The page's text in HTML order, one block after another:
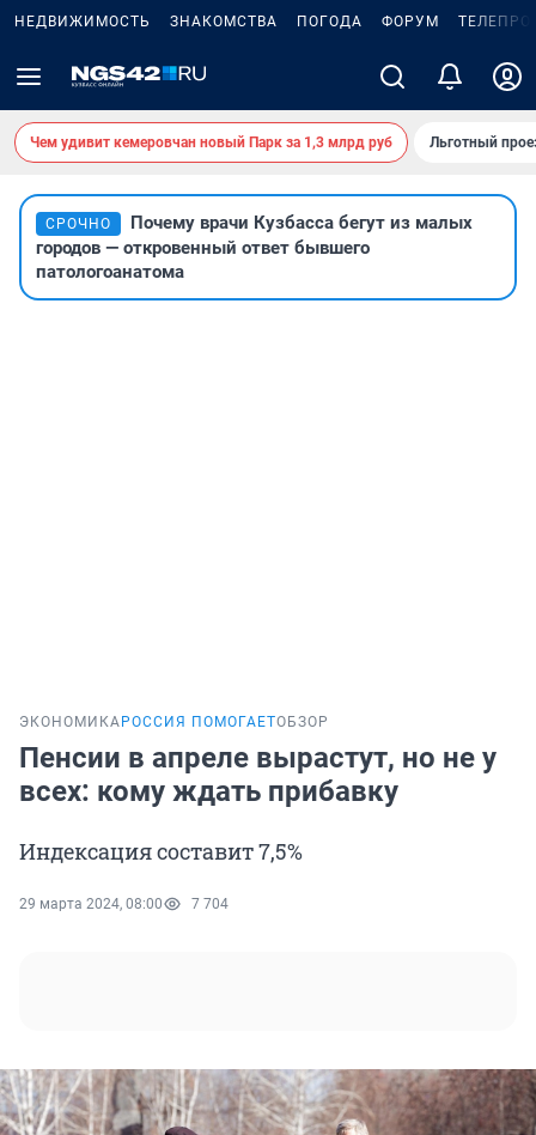
НЕДВИЖИМОСТЬ ЗНАКОМСТВА ПОГОДА ФОРУМ
Чем удивит кемеровчан новый Парк за 1,3 млрд руб Льготный
СРОЧНО
Почему врачи Кузбасса бегут из малых
городов — откровенный ответ бывшего
патологоанатома
ЭКОНОМИКА РОССИЯ ПОМОГАЕТОБЗОР
Пенсии в апреле вырастут, но не у
всех: кому ждать прибавку
Индексация составит 7,5%
29 марта 2024, 08:00 7 704